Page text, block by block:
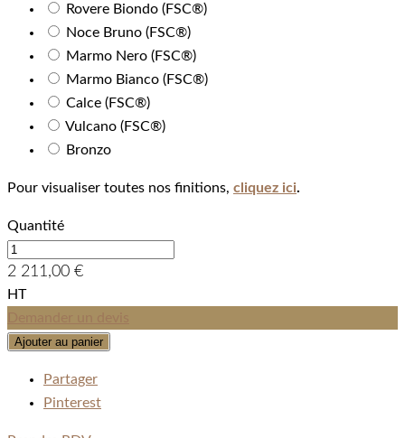
Rovere Biondo (FSC®)
Noce Bruno (FSC®)
Marmo Nero (FSC®)
Marmo Bianco (FSC®)
Calce (FSC®)
Vulcano (FSC®)
Bronzo
Pour visualiser toutes nos finitions, cliquez ici.
Quantité
2 211,00 €
HT
Ajouter au panier
Partager
Pinterest